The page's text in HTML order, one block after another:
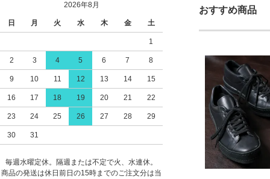
2026年8月
日 月 火 水 木 金 土
1
2 3 4 5 6 7 8
9 10 11 12 13 14 15
16 17 18 19 20 21 22
23 24 25 26 27 28 29
30 31
毎週水曜定休。隔週または不定で火、水連休。
商品の発送は休日前日の15時までのご注文分は当
おすすめ商品